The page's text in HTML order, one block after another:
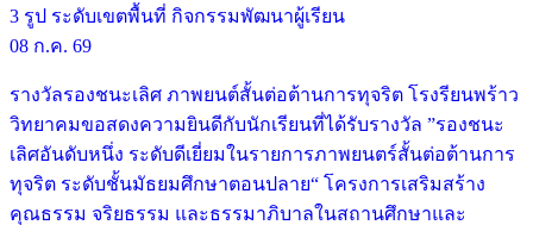
3 รูป ระดับเขตพื้นที่ กิจกรรมพัฒนาผู้เรียน
08 ก.ค. 69
รางวัลรองชนะเลิศ ภาพยนต์สั้นต่อต้านการทุจริต โรงรียนพร้าว
วิทยาคมขอสดงความยินดีกับนักเรียนที่ได้รับรางวัล ”รองชนะ
เลิศอันดับหนึ่ง ระดับดีเยี่ยมในรายการภาพยนตร์สั้นต่อต้านการ
ทุจริต ระดับชั้นมัธยมศึกษาตอนปลาย“ โครงการเสริมสร้าง
คุณธรรม จริยธรรม และธรรมาภิบาลในสถานศึกษาและ